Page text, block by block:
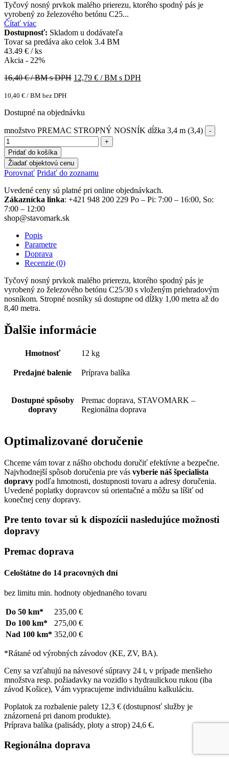
Tyčový nosný prvkok malého prierezu, ktorého spodný pás je
vyrobený zo železového betónu C25...
Čítať viac
Dostupnosť: Skladom u dodávateľa
Tovar sa predáva ako celok 3.4 BM
43.49 € / ks
Akcia - 22%
16,40€ / BM s DPH 12,79 € / BM s DPH
10,40 € / BM bez DPH
Dostupné na objednávku
množstvo PREMAC STROPNÝ NOSNÍK dĺžka 3,4 m (3,4)
Pridať do košíka
Žiadať objektovú cenu
Porovnať Pridať do zoznamu
Uvedené ceny sú platné pri online objednávkach.
Zákaznícka linka: +421 948 200 229 Po – Pi: 7:00 – 16:00, So:
7:00 – 12:00
shop@stavomark.sk
Popis
Parametre
Doprava
Recenzie (0)
Tyčový nosný prvkok malého prierezu, ktorého spodný pás je
vyrobený zo železového betónu C25/30 s vloženým priehradovým
nosníkom. Stropné nosníky sú dostupne od dĺžky 1,00 metra až do
8,40 metra.
Ďalšie informácie
Hmotnosť 12 kg
Predajné balenie Príprava balíka
Dostupné spôsoby
dopravy
Premac doprava, STAVOMARK –
Regionálna doprava
Optimalizované doručenie
Chceme vám tovar z nášho obchodu doručiť efektívne a bezpečne.
Najvhodnejší spôsob doručenia pre vás vyberie náš špecialista
dopravy podľa hmotnosti, dostupnosti tovaru a adresy doručenia.
Uvedené poplatky dopravcov sú orientačné a môžu sa líšiť od
konečnej ceny dopravy.
Pre tento tovar sú k dispozícii nasledujúce možnosti
dopravy
Premac doprava
Celoštátne do 14 pracovných dní
bez limitu min. hodnoty objednaného tovaru
Do 50 km*
235,00 €
Do 100 km*
275,00 €
Nad 100 km* 352,00 €
*Rátané od výrobných závodov (KE, ZV, BA).
Ceny sa vzťahujú na návesové súpravy 24 t, v prípade menšieho
množstva resp. požiadavky na vozidlo s hydraulickou rukou (iba
závod Košice), Vám vypracujeme individuálnu kalkuláciu.
Poplatok za rozbalenie palety 12,3 € (dostupnosť služby je
znázornená pri danom produkte).
Príprava balíka (palisády, ploty a strop) 24,6 €.
Regionálna doprava